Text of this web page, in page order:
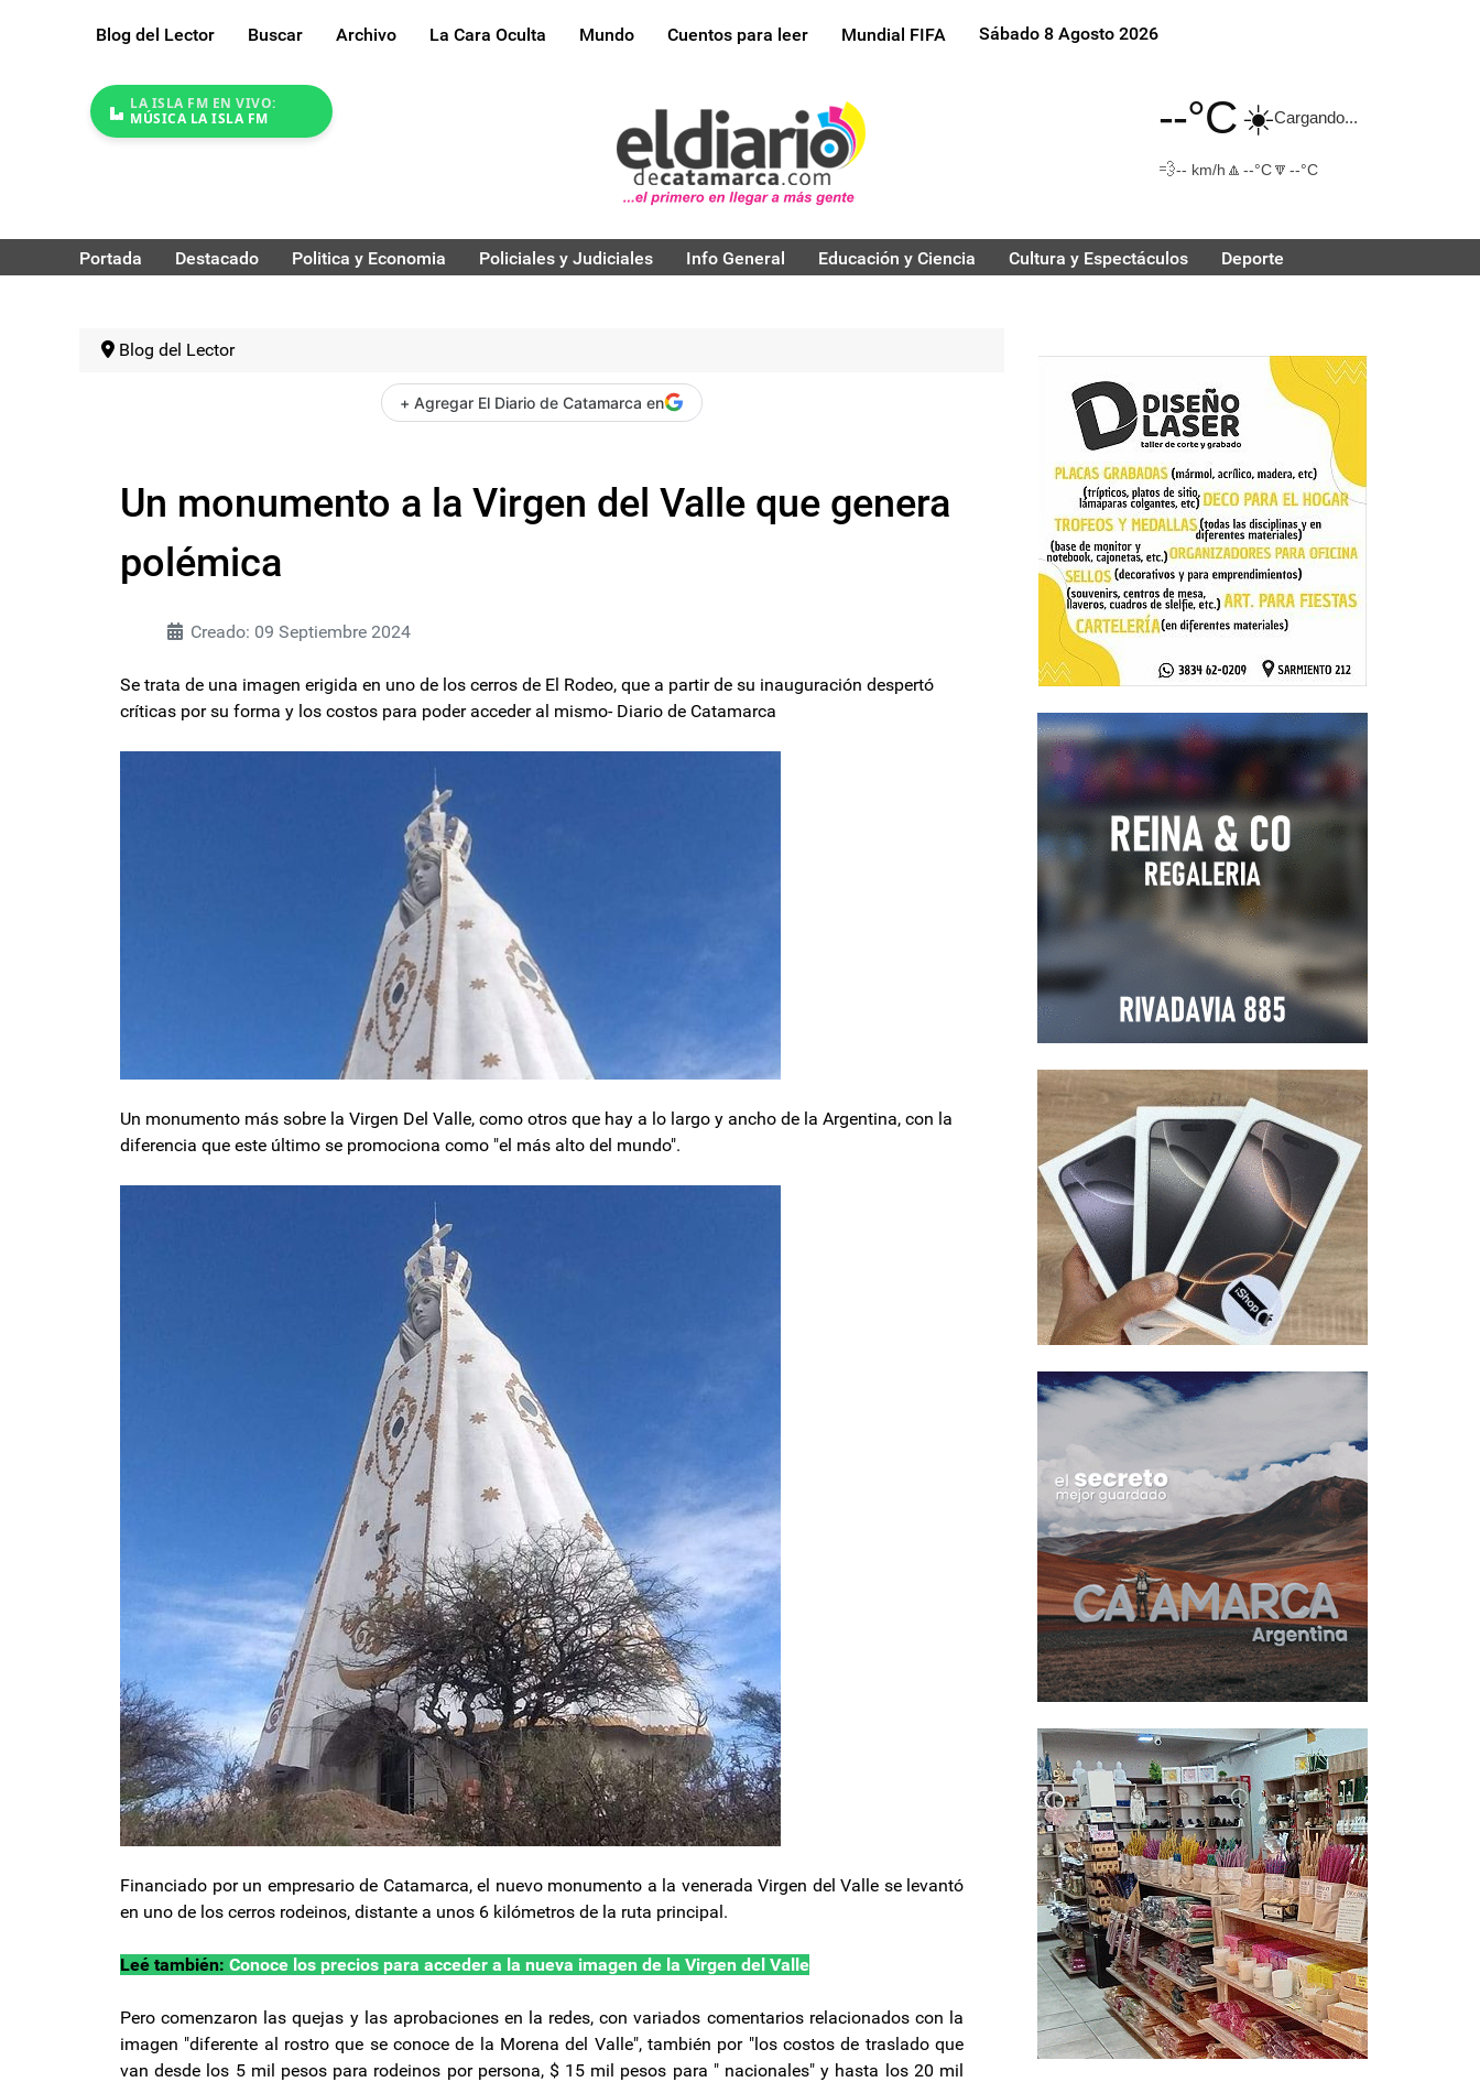
Blog del Lector Buscar Archivo La Cara Oculta Mundo Cuentos para leer Mundial FIFA Sábado 8 Agosto 2026
LA ISLA FM EN VIVO:
MÚSICA LA ISLA FM
--°C☀️Cargando...
💨-- km/h 🔼 --°C🔽 --°C
Portada Destacado Politica y Economia Policiales y Judiciales Info General Educación y Ciencia Cultura y Espectáculos Deporte
Blog del Lector
+ Agregar El Diario de Catamarca en
Un monumento a la Virgen del Valle que genera
polémica
Creado: 09 Septiembre 2024
Se trata de una imagen erigida en uno de los cerros de El Rodeo, que a partir de su inauguración despertó
críticas por su forma y los costos para poder acceder al mismo- Diario de Catamarca
Un monumento más sobre la Virgen Del Valle, como otros que hay a lo largo y ancho de la Argentina, con la
diferencia que este último se promociona como "el más alto del mundo".
Financiado por un empresario de Catamarca, el nuevo monumento a la venerada Virgen del Valle se levantó
en uno de los cerros rodeinos, distante a unos 6 kilómetros de la ruta principal.
Leé también: Conoce los precios para acceder a la nueva imagen de la Virgen del Valle
Pero comenzaron las quejas y las aprobaciones en la redes, con variados comentarios relacionados con la
imagen "diferente al rostro que se conoce de la Morena del Valle", también por "los costos de traslado que
van desde los 5 mil pesos para rodeinos por persona, $ 15 mil pesos para " nacionales" y hasta los 20 mil